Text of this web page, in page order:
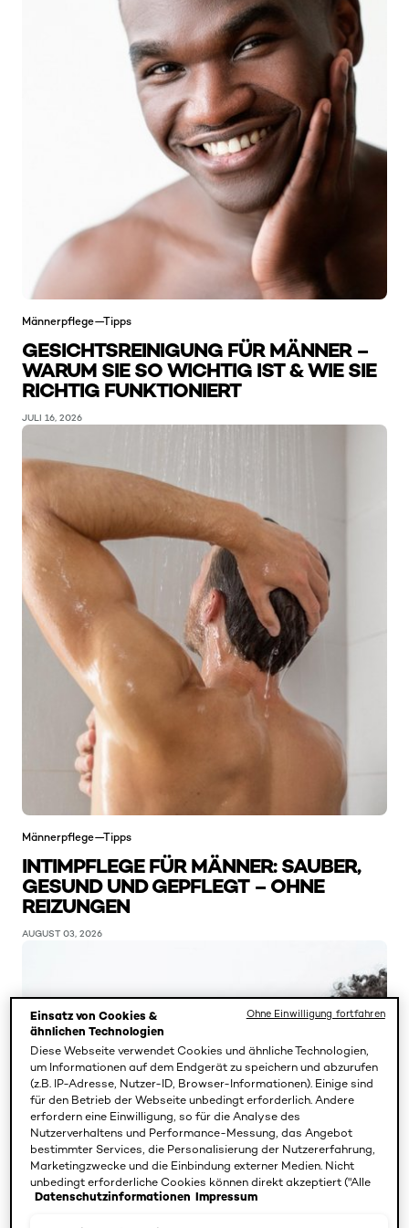
Männerpflege—Tipps
GESICHTSREINIGUNG FÜR MÄNNER –
WARUM SIE SO WICHTIG IST & WIE SIE
RICHTIG FUNKTIONIERT
JULI 16, 2026
Männerpflege—Tipps
INTIMPFLEGE FÜR MÄNNER: SAUBER,
GESUND UND GEPFLEGT – OHNE
REIZUNGEN
AUGUST 03, 2026
Einsatz von Cookies &
ähnlichen Technologien
Diese Webseite verwendet Cookies und ähnliche Technologien,
um Informationen auf dem Endgerät zu speichern und abzurufen
(z.B. IP-Adresse, Nutzer-ID, Browser-Informationen). Einige sind
für den Betrieb der Webseite unbedingt erforderlich. Andere
erfordern eine Einwilligung, so für die Analyse des
Nutzerverhaltens und Performance-Messung, das Angebot
bestimmter Services, die Personalisierung der Nutzererfahrung,
Marketingzwecke und die Einbindung externer Medien. Nicht
unbedingt erforderliche Cookies können direkt akzeptiert ("Alle
akzeptieren") oder abgelehnt ("Ohne Einwilligung fortfahren")
Datenschutzinformationen Impressum
Ohne Einwilligung fortfahren